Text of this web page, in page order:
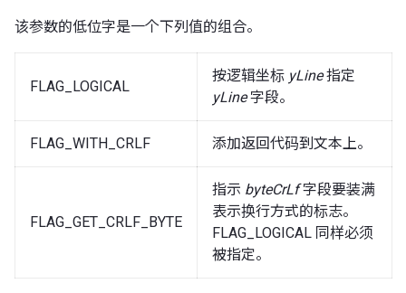
该参数的低位字是一个下列值的组合。
FLAG_LOGICAL
按逻辑坐标 yLine指定
yLine字段。
FLAG_WITH_CRLF 添加返回代码到文本上。
FLAG_GET_CRLF_BYTE
指示 byteCrLf字段要装满
表示换行方式的标志。
FLAG_LOGICAL 同样必须
被指定。